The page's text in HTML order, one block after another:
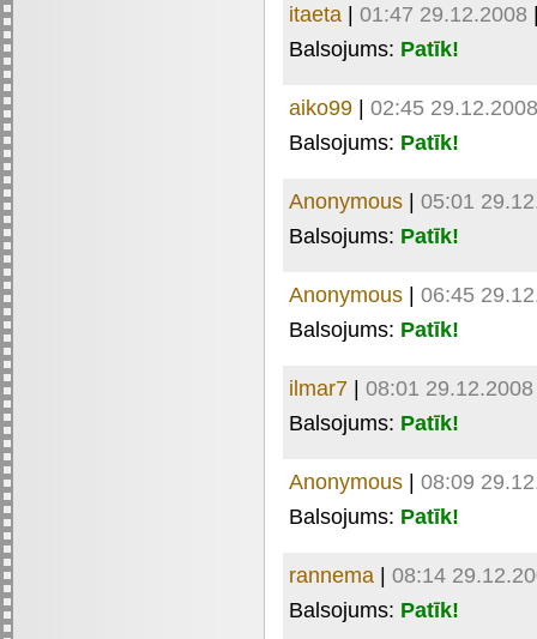
itaeta | 01:47 29.12.2008
Balsojums: Patīk!
aiko99 | 02:45 29.12.2008
Balsojums: Patīk!
Anonymous | 05:01
Balsojums: Patīk!
Anonymous | 06:45
Balsojums: Patīk!
ilmar7 | 08:01 29.12.2008
Balsojums: Patīk!
Anonymous | 08:09
Balsojums: Patīk!
rannema | 08:14
Balsojums: Patīk!